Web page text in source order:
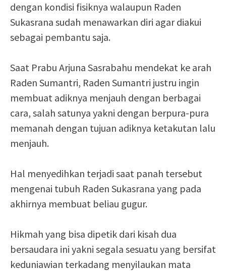
dengan kondisi fisiknya walaupun Raden
Sukasrana sudah menawarkan diri agar diakui
sebagai pembantu saja.
Saat Prabu Arjuna Sasrabahu mendekat ke arah
Raden Sumantri, Raden Sumantri justru ingin
membuat adiknya menjauh dengan berbagai
cara, salah satunya yakni dengan berpura-pura
memanah dengan tujuan adiknya ketakutan lalu
menjauh.
Hal menyedihkan terjadi saat panah tersebut
mengenai tubuh Raden Sukasrana yang pada
akhirnya membuat beliau gugur.
Hikmah yang bisa dipetik dari kisah dua
bersaudara ini yakni segala sesuatu yang bersifat
keduniawian terkadang menyilaukan mata